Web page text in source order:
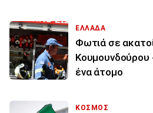
ΕΛΛΑΔΑ
Φωτιά σε
ένα άτομο
ΚΟΣΜΟΣ